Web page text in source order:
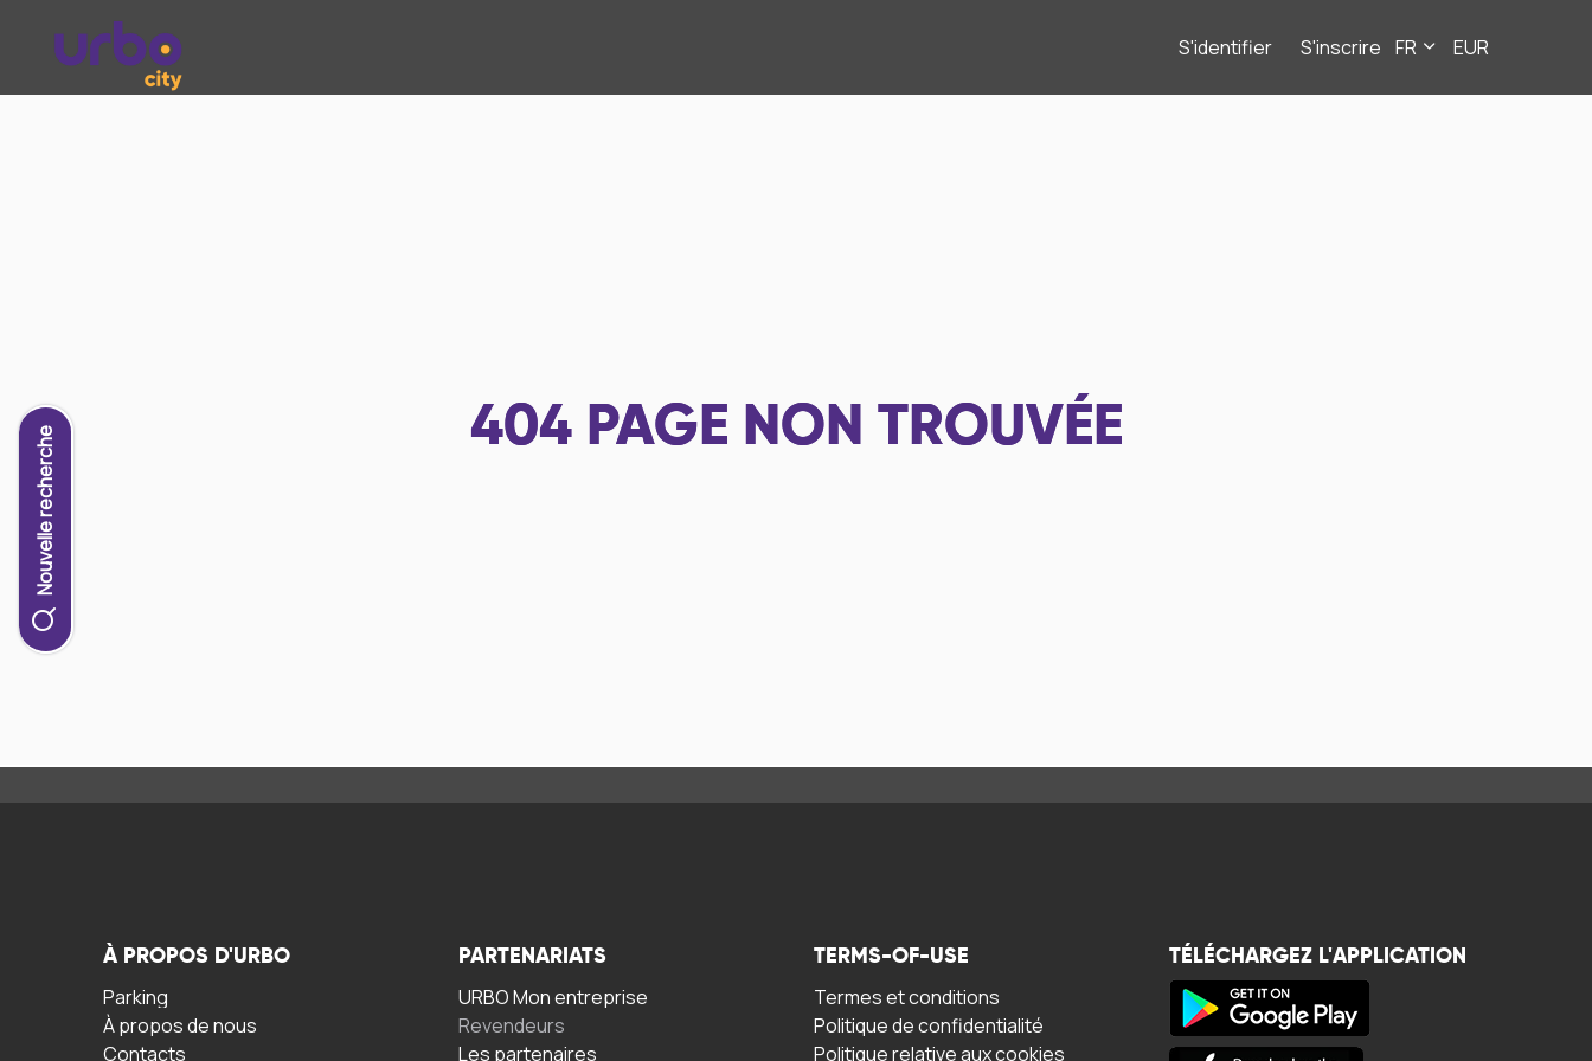
S'identifier S'inscrire FR EUR
Nouvelle recherche 404 PAGE NON TROUVÉE
À PROPOS D'URBO
Parking
À propos de nous
Contacts
PARTENARIATS
URBO Mon entreprise
Revendeurs
Les partenaires
TERMS-OF-USE
Termes et conditions
Politique de confidentialité
Politique relative aux cookies
TÉLÉCHARGEZ L'APPLICATION